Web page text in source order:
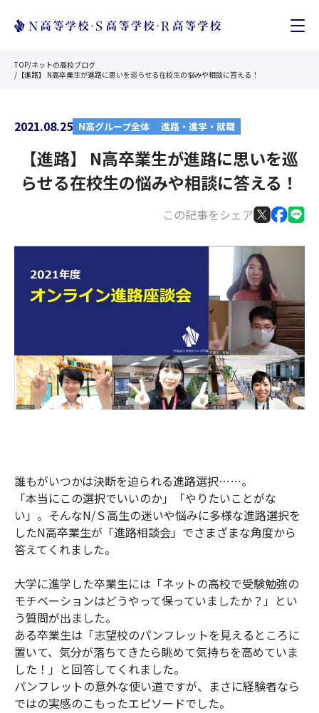
TOP/ネットの高校ブログ
/ 【進路】 N高卒業生が進路に思いを巡らせる在校生の悩みや相談に答える！
2021.08.25 N高グループ全体 進路・進学・就職
この記事をシェア
【進路】 N高卒業生が進路に思いを巡
らせる在校生の悩みや相談に答える！
誰もがいつかは決断を迫られる進路選択……。
「本当にこの選択でいいのか」「やりたいことがな
い」。そんなN/Ｓ高生の迷いや悩みに多様な進路選択を
したN高卒業生が「進路相談会」でさまざまな角度から
答えてくれました。
大学に進学した卒業生には「ネットの高校で受験勉強の
モチベーションはどうやって保っていましたか？」とい
う質問が出ました。
ある卒業生は「志望校のパンフレットを見えるところに
置いて、気分が落ちてきたら眺めて気持ちを高めていま
した！」と回答してくれました。
パンフレットの意外な使い道ですが、まさに経験者なら
ではの実感のこもったエピソードでした。